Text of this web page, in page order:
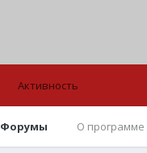
Форумы О программе
Активность